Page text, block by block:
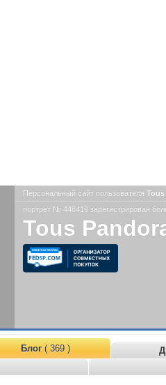
Персональный сайт пользователя
портрет № 448419 зарегистрирован
Tous
Блог( 369 )